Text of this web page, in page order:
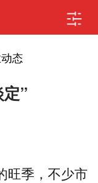
态
”
旺季，不少市